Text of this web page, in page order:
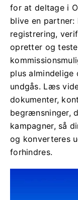
for at deltage i
blive en
registrering,
opretter og
plus
undgås. Læs
dokumenter,
begrænsninger,
kampagner, så
og konverteres
forhindres.